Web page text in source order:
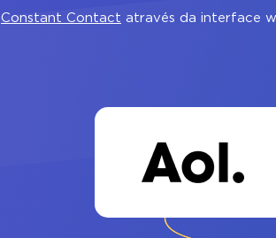
Constant Contact através da interface